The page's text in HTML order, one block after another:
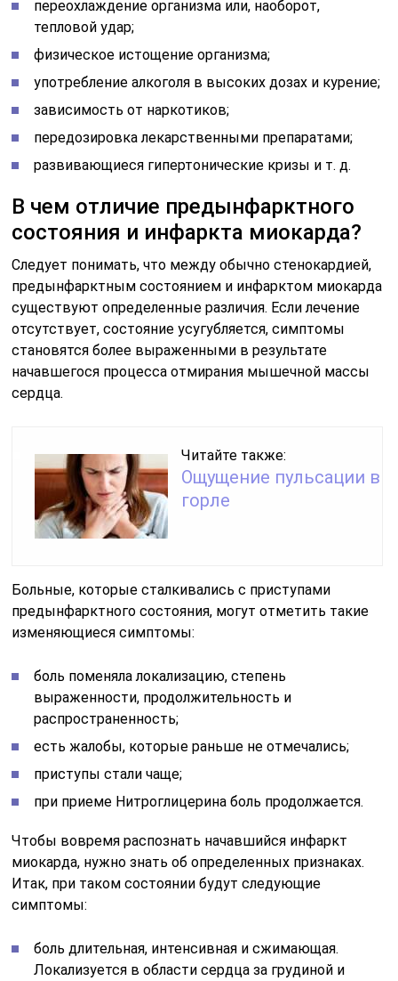
переохлаждение организма или, наоборот,
тепловой удар;
физическое истощение организма;
употребление алкоголя в высоких дозах и курение;
зависимость от наркотиков;
передозировка лекарственными препаратами;
развивающиеся гипертонические кризы и т. д.
В чем отличие предынфарктного
состояния и инфаркта миокарда?
Следует понимать, что между обычно стенокардией,
предынфарктным состоянием и инфарктом миокарда
существуют определенные различия. Если лечение
отсутствует, состояние усугубляется, симптомы
становятся более выраженными в результате
начавшегося процесса отмирания мышечной массы
сердца.
Читайте также:
Ощущение пульсации в
горле
Больные, которые сталкивались с приступами
предынфарктного состояния, могут отметить такие
изменяющиеся симптомы:
боль поменяла локализацию, степень
выраженности, продолжительность и
распространенность;
есть жалобы, которые раньше не отмечались;
приступы стали чаще;
при приеме Нитроглицерина боль продолжается.
Чтобы вовремя распознать начавшийся инфаркт
миокарда, нужно знать об определенных признаках.
Итак, при таком состоянии будут следующие
симптомы:
боль длительная, интенсивная и сжимающая.
Локализуется в области сердца за грудиной и